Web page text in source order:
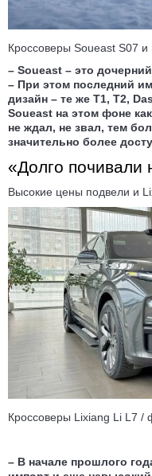
Кроссоверы Soueast S07 и
– Soueast – это
– При этом последний
дизайн – те же T1, T2,
Soueast на этом фоне
не ждал, не звал, тем
значительно более
«Долго почивали
Высокие цены подвели и
Кроссоверы Lixiang Li L7
– В начале прошлого